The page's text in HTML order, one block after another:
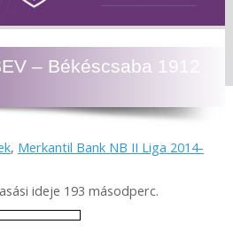
– Békéscsaba 1912
, Merkantil Bank NB II Liga 2014-
ideje 193 másodperc.